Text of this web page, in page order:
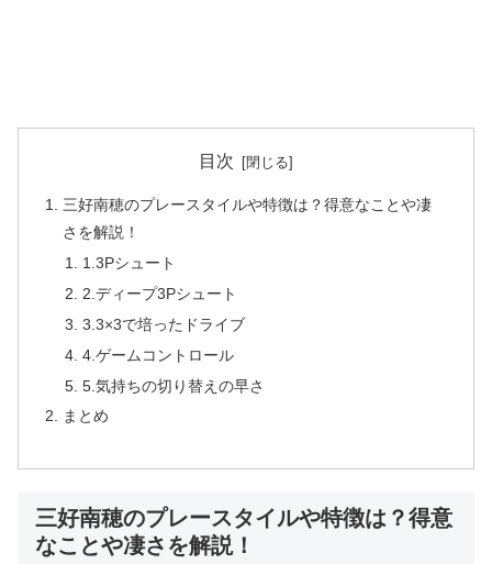
目次
三好南穂のプレースタイルや特徴は？得意なことや凄
さを解説！
1.3Pシュート
2.ディープ3Pシュート
3.3×3で培ったドライブ
4.ゲームコントロール
5.気持ちの切り替えの早さ
まとめ
三好南穂のプレースタイルや特徴は？得意
なことや凄さを解説！